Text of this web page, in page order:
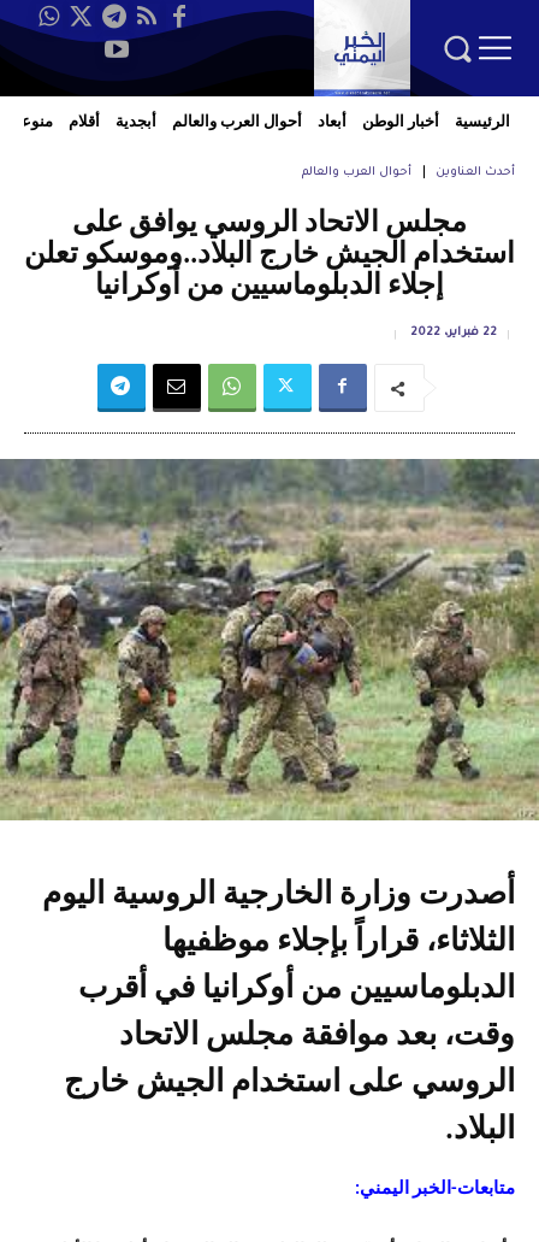
الرئيسية أخبار الوطن أبعاد أحوال العرب والعالم أبجدية أقلام منوعات
أحدث العناوين أحوال العرب والعالم
مجلس الاتحاد الروسي يوافق على
استخدام الجيش خارج البلاد..وموسكو تعلن
إجلاء الدبلوماسيين من أوكرانيا
22 فبراير، 2022
أصدرت وزارة الخارجية الروسية اليوم
الثلاثاء، قراراً بإجلاء موظفيها
الدبلوماسيين من أوكرانيا في أقرب
وقت، بعد موافقة مجلس الاتحاد
الروسي على استخدام الجيش خارج
البلاد.
متابعات-الخبر اليمني: